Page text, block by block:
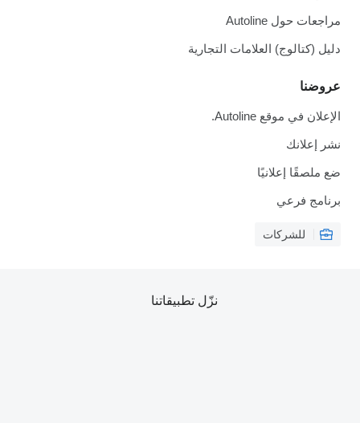
مراجعات حول Autoline
دليل (كتالوج) العلامات التجارية
عروضنا
الإعلان في موقع Autoline.
نشر إعلانك
ضع ملصقًا إعلانيًا
برنامج فرعي
للشركات
نزّل تطبيقاتنا